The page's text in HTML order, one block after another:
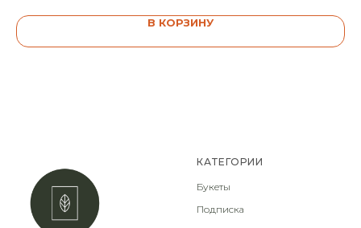
В КОРЗИНУ
КАТЕГОРИИ
Букеты
Подписка